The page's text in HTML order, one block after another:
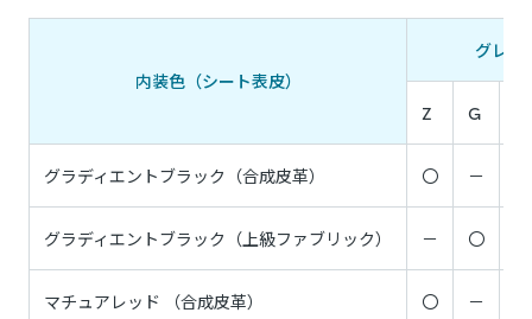
内装色（シート表皮）
グレー
Z G
グラディエントブラック（合成皮革） 〇 －
グラディエントブラック（上級ファブリック） － 〇
マチュアレッド （合成皮革） 〇 －